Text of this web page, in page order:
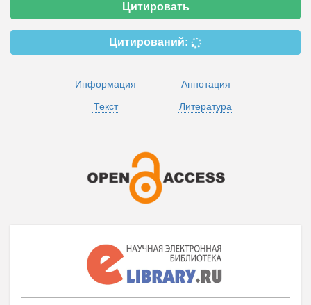
Цитировать
Цитирований:
Информация
Аннотация
Текст
Литература